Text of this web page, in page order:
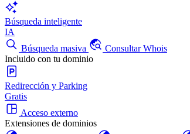
Búsqueda inteligente
IA
Búsqueda masiva
Consultar Whois
Incluido con tu dominio
Redirección y Parking
Gratis
Acceso externo
Extensiones de dominios